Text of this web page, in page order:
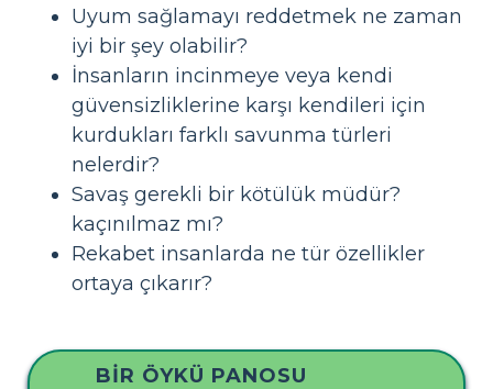
Uyum sağlamayı reddetmek ne zaman
iyi bir şey olabilir?
İnsanların incinmeye veya kendi
güvensizliklerine karşı kendileri için
kurdukları farklı savunma türleri
nelerdir?
Savaş gerekli bir kötülük müdür?
kaçınılmaz mı?
Rekabet insanlarda ne tür özellikler
ortaya çıkarır?
BIR ÖYKÜ PANOSU